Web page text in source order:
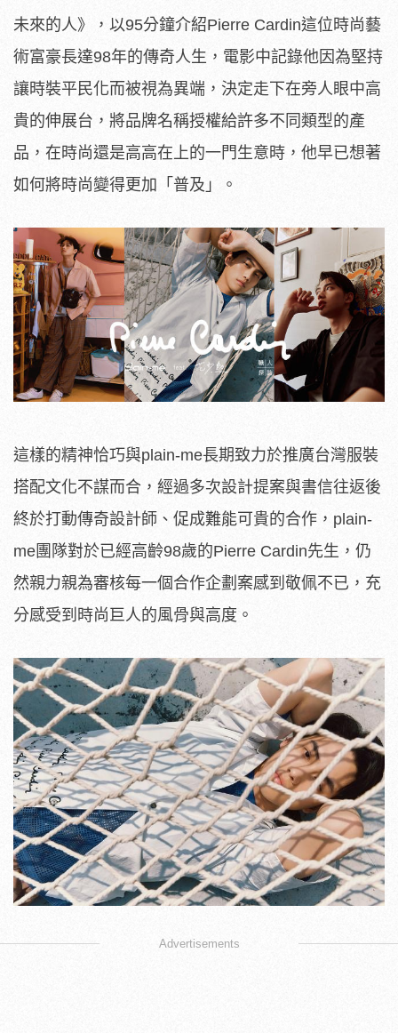
未來的人》，以95分鐘介紹Pierre Cardin這位時尚藝
術富豪長達98年的傳奇人生，電影中記錄他因為堅持
讓時裝平民化而被視為異端，決定走下在旁人眼中高
貴的伸展台，將品牌名稱授權給許多不同類型的產
品，在時尚還是高高在上的一門生意時，他早已想著
如何將時尚變得更加「普及」。
這樣的精神恰巧與plain-me長期致力於推廣台灣服裝
搭配文化不謀而合，經過多次設計提案與書信往返後
終於打動傳奇設計師、促成難能可貴的合作，plain-
me團隊對於已經高齡98歲的Pierre Cardin先生，仍
然親力親為審核每一個合作企劃案感到敬佩不已，充
分感受到時尚巨人的風骨與高度。
Advertisements